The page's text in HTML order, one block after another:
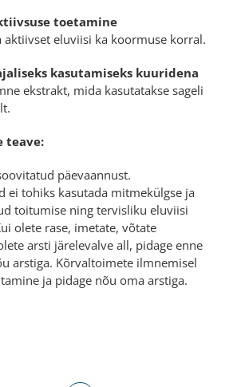
toetamine
aktiivset eluviisi ka koormuse korral.
kasutamiseks kuuridena
ekstrakt, mida kasutatakse sageli
teave:
päevaannust.
ei tohiks kasutada mitmekülgse ja
toitumise ning tervisliku eluviisi
olete rase, imetate, võtate
arsti järelevalve all, pidage enne
arstiga. Kõrvaltoimete ilmnemisel
ja pidage nõu oma arstiga.